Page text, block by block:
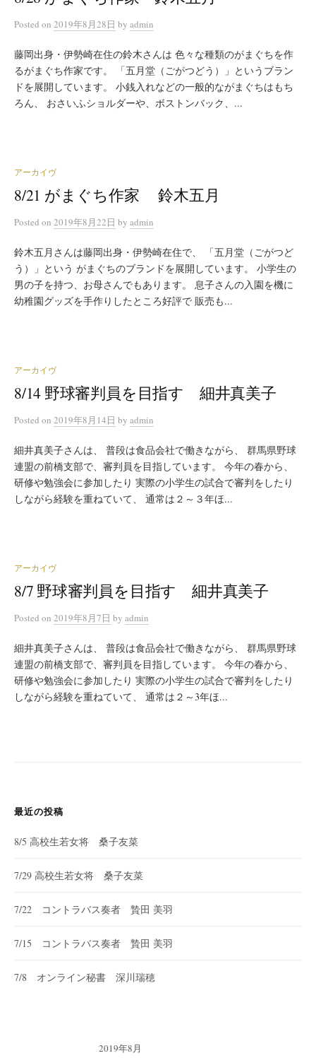
Posted on 2019年8月28日 by admin
藤岡出身・伊勢崎在住の鈴木さんは 色々な種類のがまぐちを作
るがまぐち作家です。 「五月堂（ごがつどう）」というブラン
ドを展開しています。 小銭入れなどの一般的ながまぐちはもち
ろん、 おさいふショルダーや、ボストンバック、...
アーカイヴ
8/21 がまぐち作家 鈴木五月
Posted on 2019年8月22日 by admin
鈴木五月さんは藤岡出身・伊勢崎在住で、 「五月堂（ごがつど
う）」という がまぐちのブランドを展開しています。 小学生の
男の子を持つ、お母さんでもあります。 息子さんの入園を機に
幼稚園グッズを手作りしたところ好評で 販売も...
アーカイヴ
8/14 野球審判員を目指す 細井真美子
Posted on 2019年8月14日 by admin
細井真美子さんは、 普段は食品会社で働きながら、 群馬県野球
連盟の前橋支部で、審判員を目指しています。 今年の春から、
研修や勉強会に参加したり 実際の小学生の試合で審判をしたり
しながら経験を重ねていて、 通常は２～３年ほ...
アーカイヴ
8/7 野球審判員を目指す 細井真美子
Posted on 2019年8月7日 by admin
細井真美子さんは、 普段は食品会社で働きながら、 群馬県野球
連盟の前橋支部で、審判員を目指しています。 今年の春から、
研修や勉強会に参加したり 実際の小学生の試合で審判をしたり
しながら経験を重ねていて、 通常は２～3年ほ...
最近の投稿
8/5 高校生若女将 桑子友菜
7/29 高校生若女将 桑子友菜
7/22 コントラバス奏者 贄田 美羽
7/15 コントラバス奏者 贄田 美羽
7/8 オンライン秘書 深川瑞穂
2019年8月